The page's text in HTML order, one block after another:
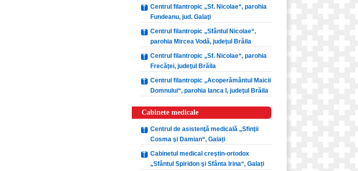
Centrul filantropic „Sf. Nicolae“, parohia
Fundeanu, jud. Galaţi
Centrul filantropic „Sfântul Nicolae“,
parohia Mircea Vodă, judeţul Brăila
Centrul filantropic „Sf. Nicolae“, parohia
Frecăţei, judeţul Brăila
Centrul filantropic „Acoperământul Maicii
Domnului“, parohia Ianca I, judeţul Brăila
Cabinete medicale
Centrul de asistenţă medicală „Sfinţii
Cosma şi Damian“, Galați
Cabinetul medical creştin-ortodox
„Sfântul Spiridon şi Sfânta Irina“, Galați